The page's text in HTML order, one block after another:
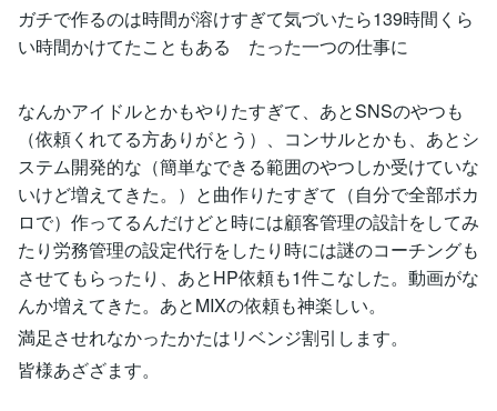
ガチで作るのは時間が溶けすぎて気づいたら139時間くら
い時間かけてたこともある たった一つの仕事に
なんかアイドルとかもやりたすぎて、あとSNSのやつも
（依頼くれてる方ありがとう）、コンサルとかも、あとシ
ステム開発的な（簡単なできる範囲のやつしか受けていな
いけど増えてきた。）と曲作りたすぎて（自分で全部ボカ
ロで）作ってるんだけどと時には顧客管理の設計をしてみ
たり労務管理の設定代行をしたり時には謎のコーチングも
させてもらったり、あとHP依頼も1件こなした。動画がな
んか増えてきた。あとMIXの依頼も神楽しい。
満足させれなかったかたはリベンジ割引します。
皆様あざざます。